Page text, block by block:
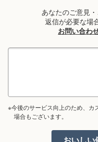
あなたのご意見
返信が必要な場
お問い合わ
※今後のサービス向上のため、カ
場合もございます。